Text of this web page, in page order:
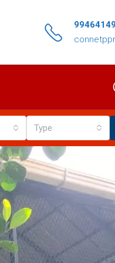
Type